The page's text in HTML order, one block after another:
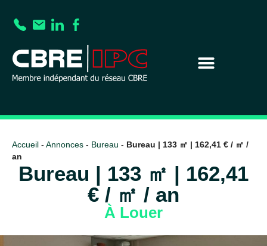
Accueil - Annonces - Bureau - Bureau | 133 ㎡ | 162,41 € / ㎡ /
an
Bureau | 133 ㎡ | 162,41
€ / ㎡ / an
À Louer